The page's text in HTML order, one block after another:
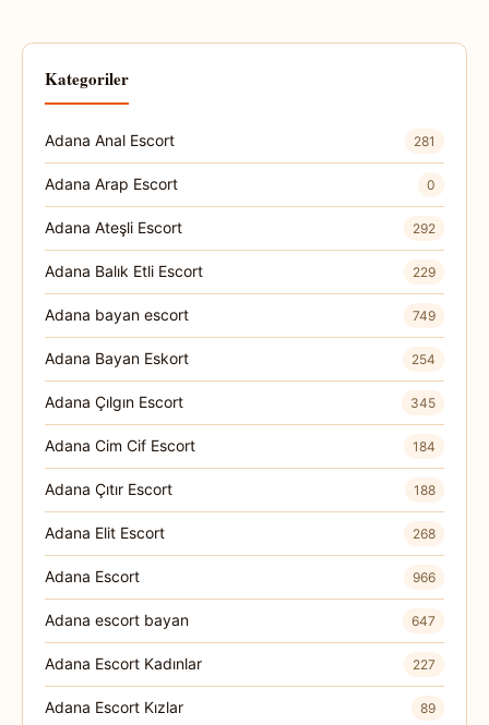
Kategoriler
Adana Anal Escort 281
Adana Arap Escort 0
Adana Ateşli Escort 292
Adana Balık Etli Escort 229
Adana bayan escort 749
Adana Bayan Eskort 254
Adana Çılgın Escort 345
Adana Cim Cif Escort 184
Adana Çıtır Escort 188
Adana Elit Escort 268
Adana Escort 966
Adana escort bayan 647
Adana Escort Kadınlar 227
Adana Escort Kızlar 89